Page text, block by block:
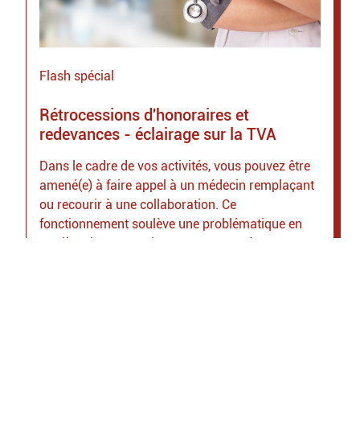
Flash spécial
Rétrocessions d'honoraires et
redevances - éclairage sur la TVA
Dans le cadre de vos activités, vous pouvez être
amené(e) à faire appel à un médecin remplaçant
ou recourir à une collaboration. Ce
fonctionnement soulève une problématique en